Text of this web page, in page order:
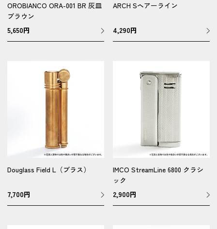
OROBIANCO ORA-001 BR 灰皿
ブラウン
5,650円
ARCH Sヘアーライン
4,290円
Douglass Field L（ブラス）
7,700円
IMCO StreamLine 6800 クラシ
ック
2,900円